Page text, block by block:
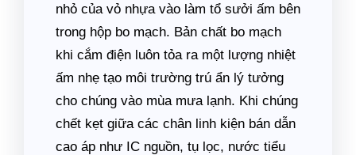
nhỏ của vỏ nhựa vào làm tổ sưởi ấm bên
trong hộp bo mạch. Bản chất bo mạch
khi cắm điện luôn tỏa ra một lượng nhiệt
ấm nhẹ tạo môi trường trú ẩn lý tưởng
cho chúng vào mùa mưa lạnh. Khi chúng
chết kẹt giữa các chân linh kiện bán dẫn
cao áp như IC nguồn, tụ lọc, nước tiểu